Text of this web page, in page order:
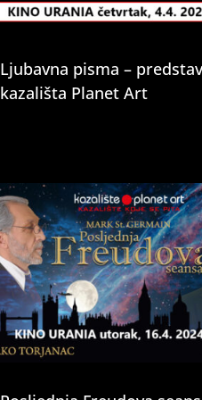
Ljubavna pisma –
kazališta Planet Art